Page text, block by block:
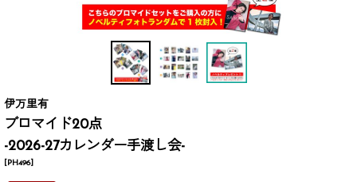
伊万里有
ブロマイド20点
-2026-27カレンダー手渡し会-
[PH496]